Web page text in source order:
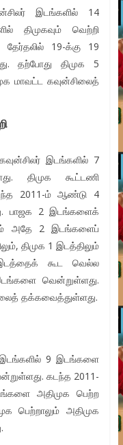
இடங்களில் 14
திமுகவும் வெற்றி
19-க்கு 19
தற்போது திமுக 5
மாவட்ட கவுன்சிலைத்
இடங்களில் 7
திமுக கூட்டணி
2011-ம் ஆண்டு 4
பாஜக 2 இடங்களைக்
அதே 2 இடங்களைப்
திமுக 1 இடத்திலும்
கூட வெல்ல
வென்றுள்ளது.
தக்கவைத்துள்ளது.
இடங்களில் 9 இடங்களை
கடந்த 2011-
அதிமுக பெற்ற
பெற்றாலும் அதிமுக